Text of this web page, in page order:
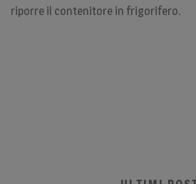
riporre il contenitore in frigorifero.